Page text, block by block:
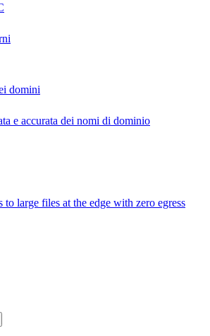
domini
e accurata dei nomi di dominio
to large files at the edge with zero egress